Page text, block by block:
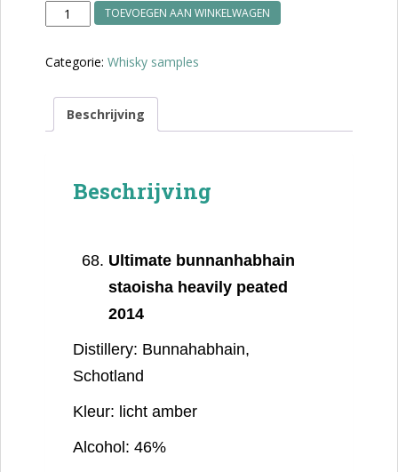
Sample
68.
bunnanhabhain
heavily
peated
TOEVOEGEN AAN WINKELWAGEN
Categorie: Whisky samples
Beschrijving
Beschrijving
Ultimate bunnanhabhain
staoisha heavily peated
2014
Distillery: Bunnahabhain,
Schotland
Kleur: licht amber
Alcohol: 46%